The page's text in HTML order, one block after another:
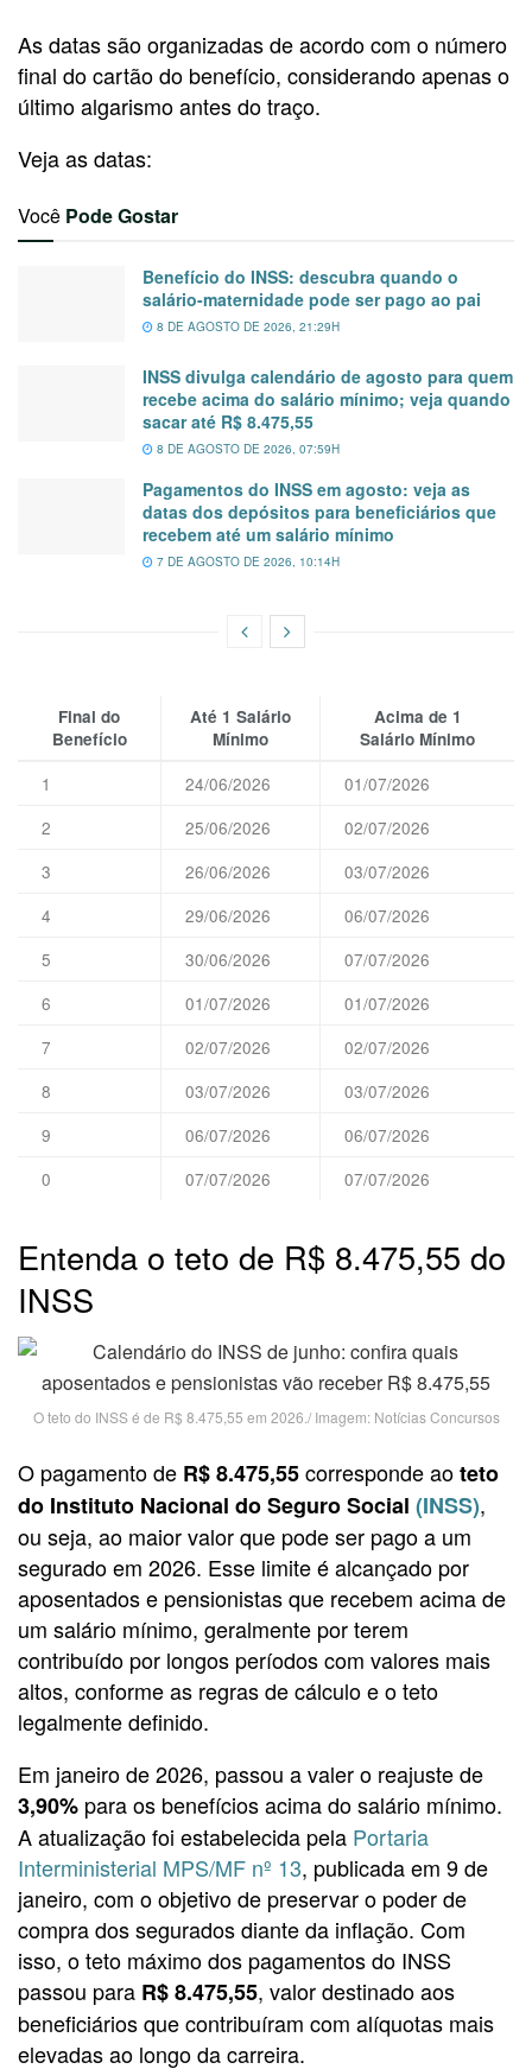
As datas são organizadas de acordo com o número
final do cartão do benefício, considerando apenas o
último algarismo antes do traço.
Veja as datas:
Você Pode Gostar
Benefício do INSS: descubra quando o
salário-maternidade pode ser pago ao pai
8 DE AGOSTO DE 2026, 21:29H
INSS divulga calendário de agosto para quem
recebe acima do salário mínimo; veja quando
sacar até R$ 8.475,55
8 DE AGOSTO DE 2026, 07:59H
Pagamentos do INSS em agosto: veja as
datas dos depósitos para beneficiários que
recebem até um salário mínimo
7 DE AGOSTO DE 2026, 10:14H
Final do
Benefício
Até 1 Salário
Mínimo
Acima de 1
Salário Mínimo
1 24/06/2026
01/07/2026
2
25/06/2026
02/07/2026
3
26/06/2026
03/07/2026
4
29/06/2026
06/07/2026
5
30/06/2026
07/07/2026
6
01/07/2026
01/07/2026
7
02/07/2026
02/07/2026
8
03/07/2026
03/07/2026
9
06/07/2026
06/07/2026
0
07/07/2026 07/07/2026
Entenda o teto de R$ 8.475,55 do
INSS
O teto do INSS é de R$ 8.475,55 em 2026./ Imagem: Notícias Concursos
O pagamento de R$ 8.475,55corresponde aoteto
do Instituto Nacional do Seguro Social (INSS),
ou seja, ao maior valor que pode ser pago a um
segurado em 2026. Esse limite é alcançado por
aposentados e pensionistas que recebem acima de
um salário mínimo, geralmente por terem
contribuído por longos períodos com valores mais
altos, conforme as regras de cálculo e o teto
legalmente definido.
Em janeiro de 2026, passou a valer o reajuste de
3,90% para os benefícios acima do salário mínimo.
A atualização foi estabelecida pela Portaria
Interministerial MPS/MF nº 13, publicada em 9 de
janeiro, com o objetivo de preservar o poder de
compra dos segurados diante da inflação. Com
isso, o teto máximo dos pagamentos do INSS
passou para R$ 8.475,55, valor destinado aos
beneficiários que contribuíram com alíquotas mais
elevadas ao longo da carreira.